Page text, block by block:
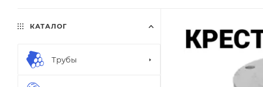
КАТАЛОГ
Трубы